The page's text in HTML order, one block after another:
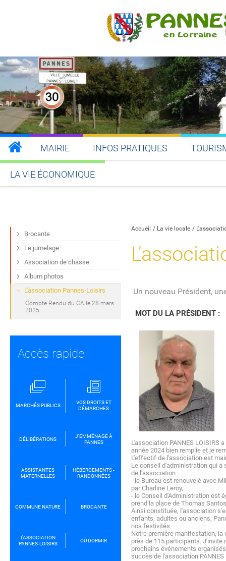
MAIRIE INFOS PRATIQUES
LA VIE ÉCONOMIQUE
Accueil La vie locale
Un nouveau Président,
MOT DU LA PRÉSIDENT :
L'association PANNES LOISIRS
année 2024 bien remplie et je
L'effectif de l'association est
Le conseil d'administration qui a
de l'association :
- le Bureau est renouvelé avec
par Charline Leroy,
- le Conseil d'Administration est
prend la place de Thomas
Ainsi constituée, l'association
enfants, adultes ou anciens,
nos festivités
Notre première manifestation, la
près de 115 participants.
prochains événements
succès de l'association PANNES
Brocante
Le jumelage
Association de chasse
Album photos
L'association Pannes-Loisirs
Compte Rendu du CA le 28 mars
2025
Accès rapide
MARCHÉS PUBLICS
VOS DROITS ET
DÉMARCHES
DÉLIBÉRATIONS
J'EMMÉNAGE À
PANNES
ASSISTANTES
MATERNELLES
HÉBERGEMENTS -
RANDONNÉES
COMMUNE NATURE BROCANTE
L'ASSOCIATION
PANNES-LOISIRS
OÙ DORMIR